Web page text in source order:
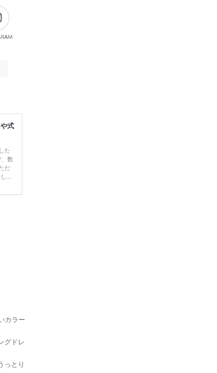
式
た
数
だ
ま
ユ
カラー
グドレ
っとり